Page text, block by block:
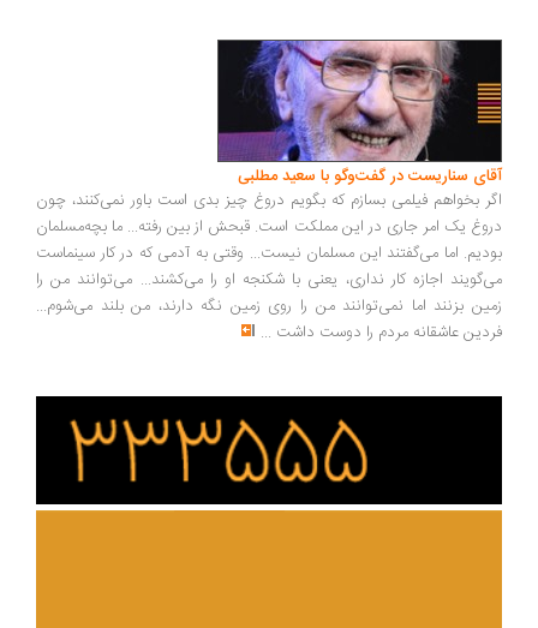
سناریست در گفت‌وگو با سعید مطلبی
بخواهم فیلمی بسازم که بگویم دروغ چیز بدی است باور نمی‌کنند، چون
یک امر جاری در این مملکت است. قبحش از بین رفته... ما بچه‌مسلمان
اما می‌گفتند این مسلمان نیست... وقتی به آدمی که در کار سینماست
اجازه کار نداری، یعنی با شکنجه او را می‌کشند... می‌توانند من را
بزنند اما نمی‌توانند من را روی زمین نگه دارند، من بلند می‌شوم...
عاشقانه مردم را دوست داشت ...